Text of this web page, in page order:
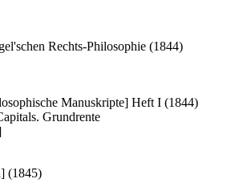
Rechts-Philosophie (1844)
Manuskripte] Heft I (1844)
Grundrente
(1845)